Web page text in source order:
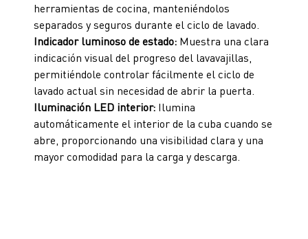
herramientas de cocina, manteniéndolos
separados y seguros durante el ciclo de lavado.
Indicador luminoso de estado:Muestra una clara
indicación visual del progreso del lavavajillas,
permitiéndole controlar fácilmente el ciclo de
lavado actual sin necesidad de abrir la puerta.
Iluminación LED interior:Ilumina
automáticamente el interior de la cuba cuando se
abre, proporcionando una visibilidad clara y una
mayor comodidad para la carga y descarga.